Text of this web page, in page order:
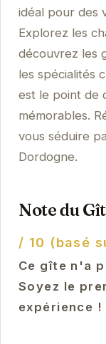
idéal pour des
Explorez les
découvrez les
les spécialités
est le point de
mémorables.
vous séduire
Dordogne.
Note du
/ 10 (basé
Ce gîte n'a
Soyez le
expérience !